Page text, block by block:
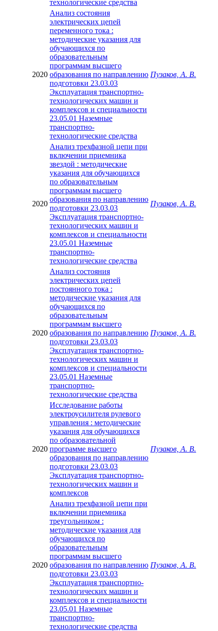
технологические средства
2020
Анализ состояния
электрических цепей
переменного тока :
методические указания для
обучающихся по
образовательным
программам высшего
образования по направлению
подготовки 23.03.03
Эксплуатация транспортно-
технологических машин и
комплексов и специальности
23.05.01 Наземные
транспортно-
технологические средства
Пузаков, А. В.
2020
Анализ трехфазной цепи при
включении приемника
звездой : методические
указания для обучающихся
по образовательным
программам высшего
образования по направлению
подготовки 23.03.03
Эксплуатация транспортно-
технологических машин и
комплексов и специальности
23.05.01 Наземные
транспортно-
технологические средства
Пузаков, А. В.
2020
Анализ состояния
электрических цепей
постоянного тока :
методические указания для
обучающихся по
образовательным
программам высшего
образования по направлению
подготовки 23.03.03
Эксплуатация транспортно-
технологических машин и
комплексов и специальности
23.05.01 Наземные
транспортно-
технологические средства
Пузаков, А. В.
2020
Исследование работы
электроусилителя рулевого
управления : методические
указания для обучающихся
по образовательной
программе высшего
образования по направлению
подготовки 23.03.03
Эксплуатация транспортно-
технологических машин и
комплексов
Пузаков, А. В.
2020
Анализ трехфазной цепи при
включении приемника
треугольником :
методические указания для
обучающихся по
образовательным
программам высшего
образования по направлению
подготовки 23.03.03
Эксплуатация транспортно-
технологических машин и
комплексов и специальности
23.05.01 Наземные
транспортно-
технологические средства
Пузаков, А. В.